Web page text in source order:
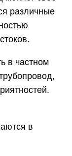
различные
в частном
в